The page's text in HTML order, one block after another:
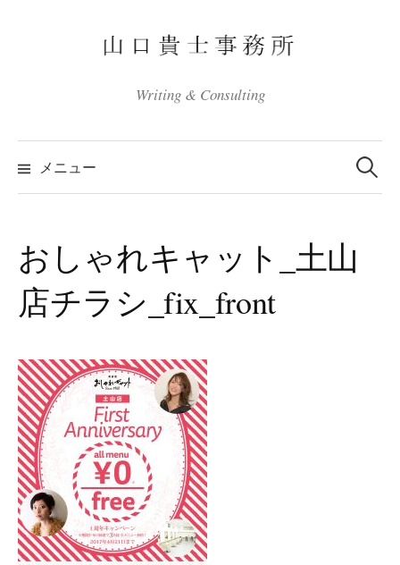
へ
ス
Writing & Consulting
メニュー
検
索:
おしゃれキャット_土山
店チラシ_fix_front